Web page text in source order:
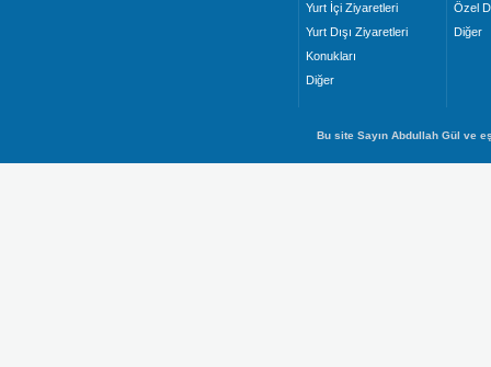
Yurt İçi Ziyaretleri
Yurt Dışı Ziyaretleri
Konukları
Diğer
Özel
Diğer
Bu site Sayın Abdullah Gül ve